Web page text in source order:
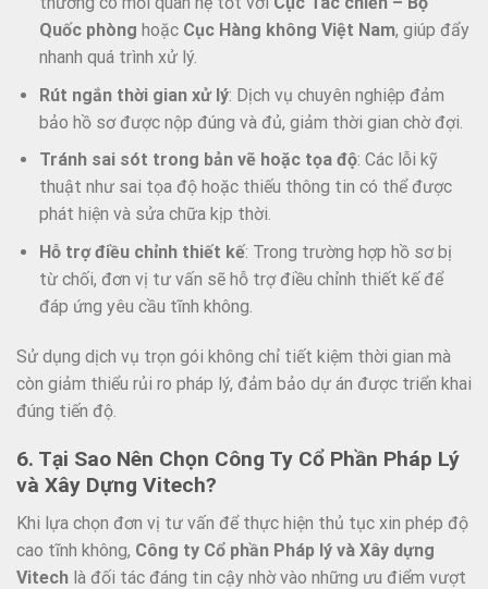
Quốc phòng hoặc Cục Hàng không Việt Nam, giúp đẩy
nhanh quá trình xử lý.
Rút ngắn thời gian xử lý: Dịch vụ chuyên nghiệp đảm
bảo hồ sơ được nộp đúng và đủ, giảm thời gian chờ đợi.
Tránh sai sót trong bản vẽ hoặc tọa độ: Các lỗi kỹ
thuật như sai tọa độ hoặc thiếu thông tin có thể được
phát hiện và sửa chữa kịp thời.
Hỗ trợ điều chỉnh thiết kế: Trong trường hợp hồ sơ bị
từ chối, đơn vị tư vấn sẽ hỗ trợ điều chỉnh thiết kế để
đáp ứng yêu cầu tĩnh không.
Sử dụng dịch vụ trọn gói không chỉ tiết kiệm thời gian mà
còn giảm thiểu rủi ro pháp lý, đảm bảo dự án được triển khai
đúng tiến độ.
6. Tại Sao Nên Chọn Công Ty Cổ Phần Pháp Lý
và Xây Dựng Vitech?
Khi lựa chọn đơn vị tư vấn để thực hiện thủ tục xin phép độ
cao tĩnh không, Công ty Cổ phần Pháp lý và Xây dựng
Vitech là đối tác đáng tin cậy nhờ vào những ưu điểm vượt